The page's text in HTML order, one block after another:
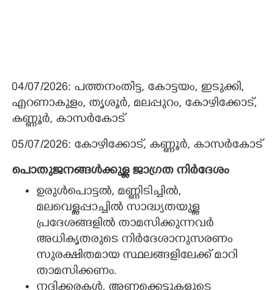
04/07/2026: പത്തനംതിട്ട, കോട്ടയം, ഇടുക്കി,
എറണാകുളം, തൃശൂർ, മലപ്പുറം, കോഴിക്കോട്,
കണ്ണൂർ, കാസർകോട്
05/07/2026: കോഴിക്കോട്, കണ്ണൂർ, കാസർകോട്
പൊതുജനങ്ങൾക്കുള്ള ജാഗ്രത നിർദേശം
ഉരുൾപൊട്ടൽ, മണ്ണിടിച്ചിൽ,
മലവെള്ളപ്പാച്ചിൽ സാദ്ധ്യതയുള്ള
പ്രദേശങ്ങളിൽ താമസിക്കുന്നവർ
അധികൃതരുടെ നിർദേശാനുസരണം
സുരക്ഷിതമായ സ്ഥലങ്ങളിലേക്ക് മാറി
താമസിക്കണം.